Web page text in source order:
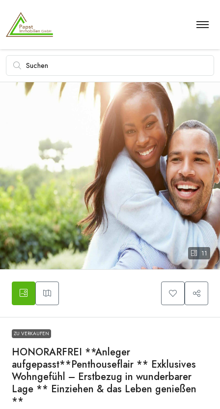
11
ZU VERKAUFEN
HONORARFREI **Anleger
aufgepasst**Penthouseflair ** Exklusives
Wohngefühl – Erstbezug in wunderbarer
Lage ** Einziehen & das Leben genießen
**